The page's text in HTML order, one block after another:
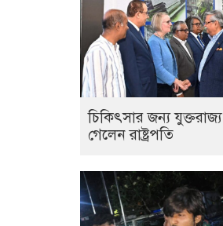
চিকিৎসার জন্য যুক্তরাজ্য
গেলেন রাষ্ট্রপতি